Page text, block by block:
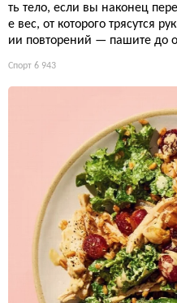
ть тело, если вы наконец
е вес, от которого трясутся
ии повторений — пашите до
Спорт 6 943